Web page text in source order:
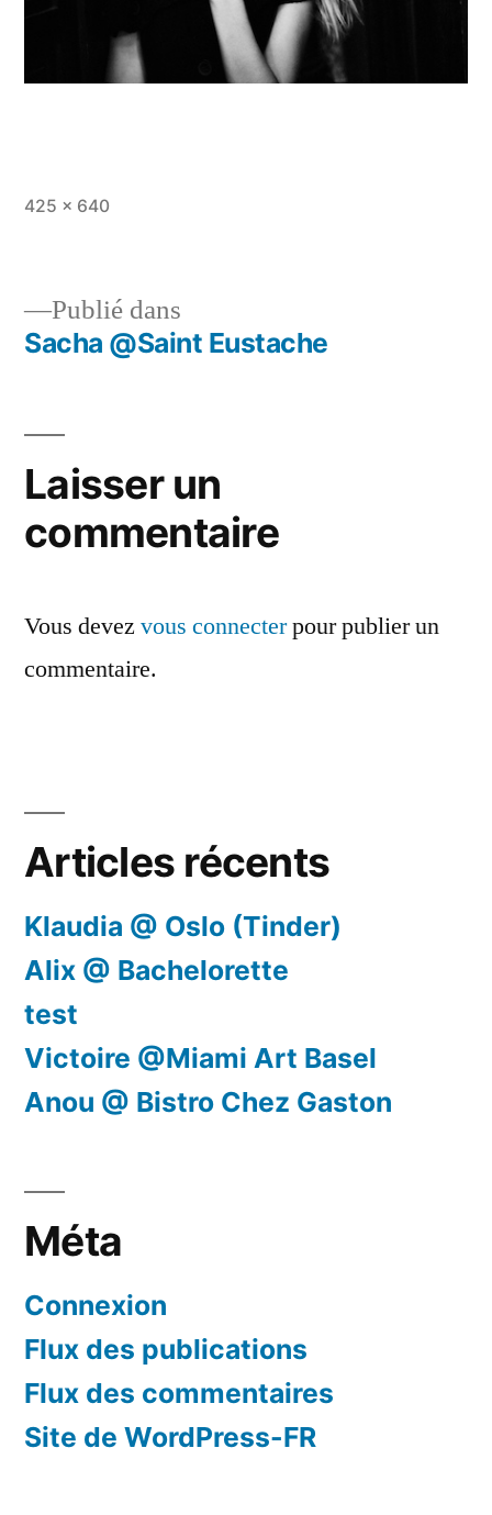
Taille
425 × 640
Navigation
l’article
Publié dans
Sacha @Saint Eustache
Laisser un
commentaire
Vous devez vous connecterpour publier un
commentaire.
Articles récents
Klaudia @ Oslo (Tinder)
Alix @ Bachelorette
test
Victoire @Miami Art Basel
Anou @ Bistro Chez Gaston
Méta
Connexion
Flux des publications
Flux des commentaires
Site de WordPress-FR